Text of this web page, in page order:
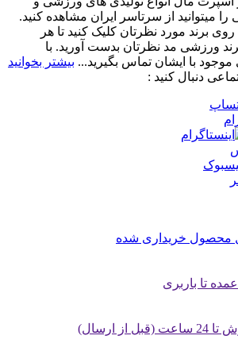
میتوانید از سرتاسر ایران مشاهده کنید.
برند مورد نظرتان کلیک کنید تا هر
ورزشی مد نظرتان بدست آورید. با
موجود با ایشان تماس بگیرید... بیشتر بخوانید
دنبال کنید :
محصول خریداری شده
تا باربری
ارسال)